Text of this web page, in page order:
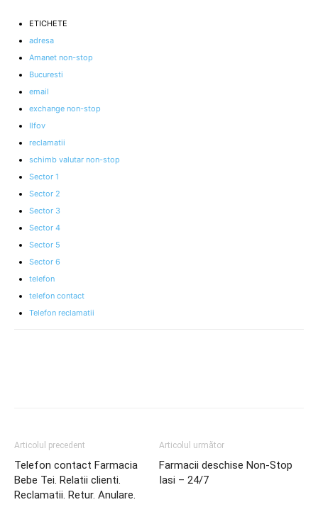
ETICHETE
adresa
Amanet non-stop
Bucuresti
email
exchange non-stop
Ilfov
reclamatii
schimb valutar non-stop
Sector 1
Sector 2
Sector 3
Sector 4
Sector 5
Sector 6
telefon
telefon contact
Telefon reclamatii
Articolul precedent
Telefon contact Farmacia
Bebe Tei. Relatii clienti.
Reclamatii. Retur. Anulare.
Articolul următor
Farmacii deschise Non-Stop
Iasi – 24/7